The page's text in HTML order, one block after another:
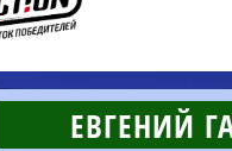
ЕВГЕНИЙ